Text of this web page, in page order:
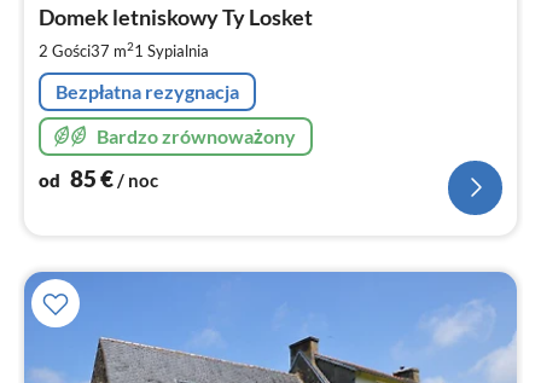
Domek letniskowy Ty Losket
2 Gości37 m21 Sypialnia
Bezpłatna rezygnacja
Bardzo zrównoważony
od 85€/ noc